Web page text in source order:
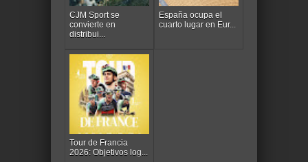
CJM Sport se
convierte en
distribui...
España ocupa el
cuarto lugar en Eur...
Tour de Francia
2026: Objetivos log...